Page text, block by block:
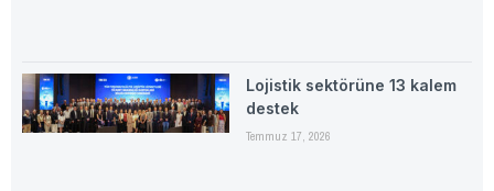
Lojistik sektörüne 13 kalem
destek
Temmuz 17, 2026